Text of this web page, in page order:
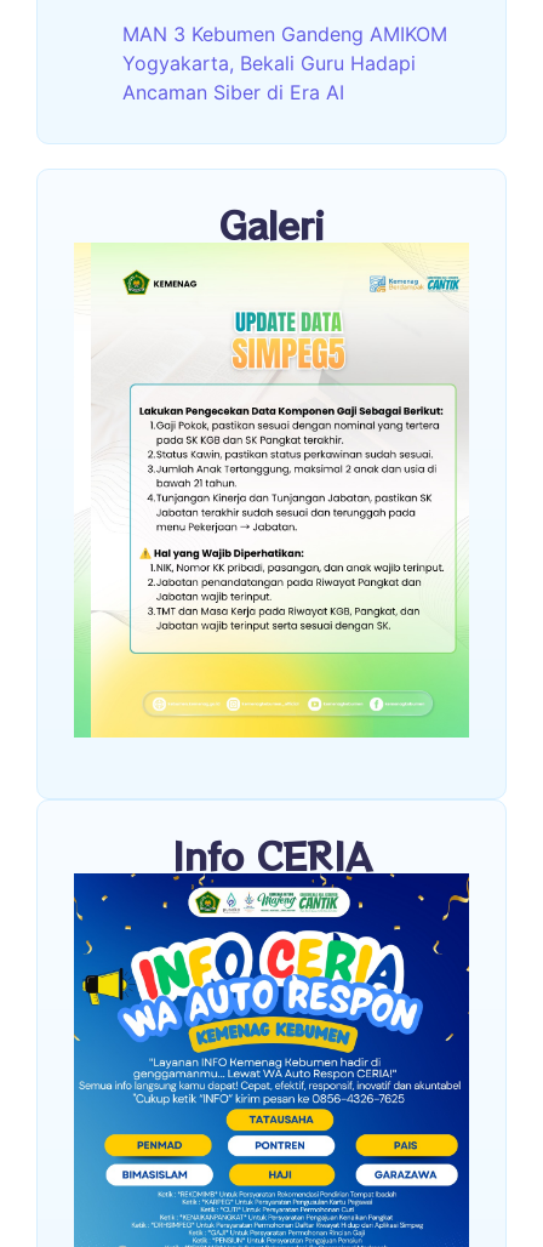
MAN 3 Kebumen Gandeng AMIKOM
Yogyakarta, Bekali Guru Hadapi
Ancaman Siber di Era AI
Galeri
Info CERIA